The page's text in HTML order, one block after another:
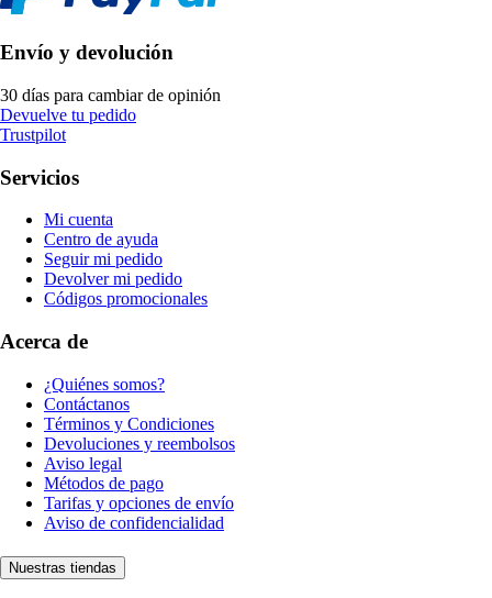
Envío y devolución
30 días para cambiar de opinión
Devuelve tu pedido
Trustpilot
Servicios
Mi cuenta
Centro de ayuda
Seguir mi pedido
Devolver mi pedido
Códigos promocionales
Acerca de
¿Quiénes somos?
Contáctanos
Términos y Condiciones
Devoluciones y reembolsos
Aviso legal
Métodos de pago
Tarifas y opciones de envío
Aviso de confidencialidad
Nuestras tiendas